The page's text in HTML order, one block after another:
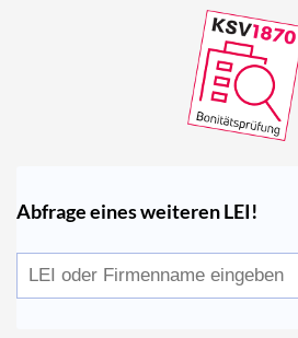
Abfrage eines weiteren LEI!